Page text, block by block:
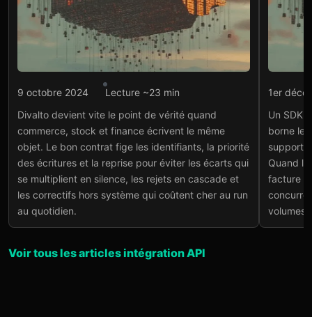
Intégration API
logiciel, stock et reprise
Lire l'article→
9 octobre 2024
Lecture ~23 min
Divalto devient vite le point de vérité quand
commerce, stock et finance écrivent le même
objet. Le bon contrat fige les identifiants, la priorité
des écritures et la reprise pour éviter les écarts qui
se multiplient en silence, les rejets en cascade et
les correctifs hors système qui coûtent cher au run
au quotidien.
1er
Un SDK
borne
support
Quand
facture
volumes
Voir tous les articles intégration API